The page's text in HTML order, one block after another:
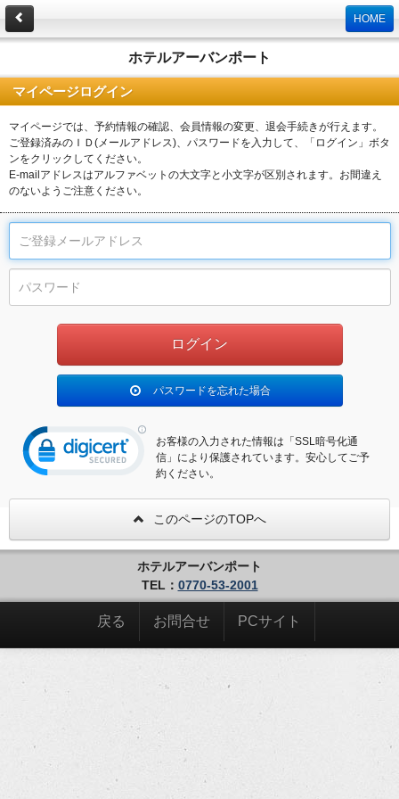
HOME
ホテルアーバンポート
マイページログイン
マイページでは、予約情報の確認、会員情報の変更、退会手続きが行えます。
ご登録済みのＩＤ(メールアドレス)、パスワードを入力して、「ログイン」ボタ
ンをクリックしてください。
E-mailアドレスはアルファベットの大文字と小文字が区別されます。お間違え
のないようご注意ください。
パスワードを忘れた場合
お客様の入力された情報は「SSL暗号化通
信」により保護されています。安心してご予
約ください。
このページのTOPへ
ホテルアーバンポート
TEL： 0770-53-2001
戻る お問合せ PCサイト